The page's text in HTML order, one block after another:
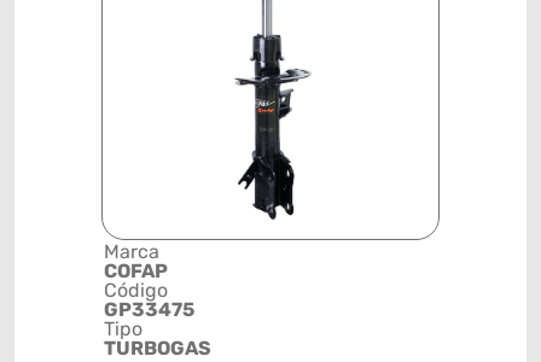
Marca
COFAP
Código
GP33475
Tipo
TURBOGAS